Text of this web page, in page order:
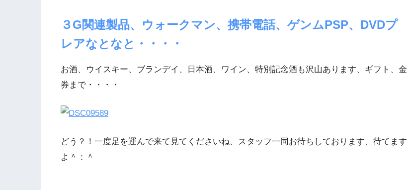
３G関連製品、ウォークマン、携帯電話、ゲンムPSP、DVDプ
レアなとなと・・・・
お酒、ウイスキー、ブランデイ、日本酒、ワイン、特別記念酒も沢山あります、ギフト、金
券まで・・・・
どう？！一度足を運んで来て見てくださいね、スタッフ一同お待ちしております、待てます
よ＾：＾